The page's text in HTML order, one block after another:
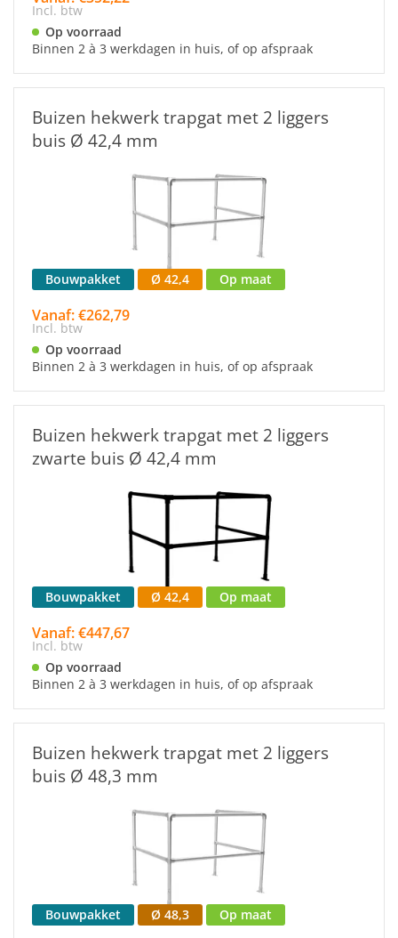
Incl. btw
Op voorraad
Binnen 2 à 3 werkdagen in huis, of op afspraak
Buizen hekwerk trapgat met 2 liggers
buis Ø 42,4 mm
Bouwpakket Ø 42,4 Op maat
Vanaf: €262,79
Incl. btw
Op voorraad
Binnen 2 à 3 werkdagen in huis, of op afspraak
Buizen hekwerk trapgat met 2 liggers
zwarte buis Ø 42,4 mm
Bouwpakket Ø 42,4 Op maat
Vanaf: €447,67
Incl. btw
Op voorraad
Binnen 2 à 3 werkdagen in huis, of op afspraak
Buizen hekwerk trapgat met 2 liggers
buis Ø 48,3 mm
Bouwpakket Ø 48,3 Op maat